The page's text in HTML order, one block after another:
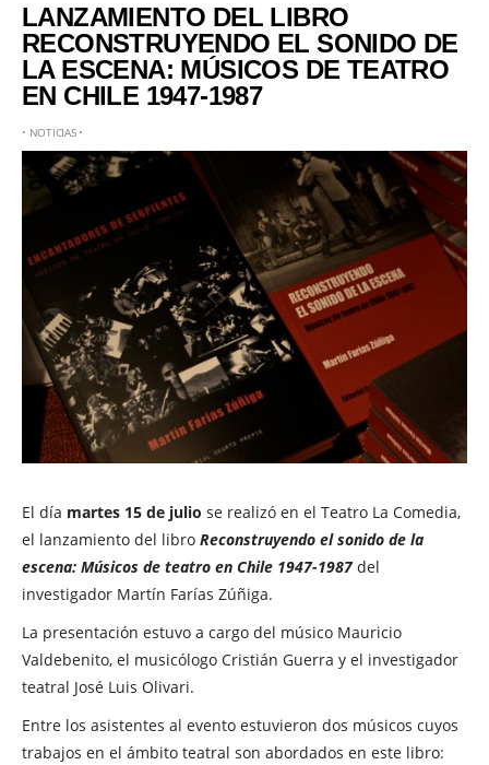
LANZAMIENTO DEL LIBRO
RECONSTRUYENDO EL SONIDO DE
LA ESCENA: MÚSICOS DE TEATRO
EN CHILE 1947-1987
• NOTICIAS•
El día martes 15 de julio se realizó en el Teatro La Comedia,
el lanzamiento del libro Reconstruyendo el sonido de la
escena: Músicos de teatro en Chile 1947-1987del
investigador Martín Farías Zúñiga.
La presentación estuvo a cargo del músico Mauricio
Valdebenito, el musicólogo Cristián Guerra y el investigador
teatral José Luis Olivari.
Entre los asistentes al evento estuvieron dos músicos cuyos
trabajos en el ámbito teatral son abordados en este libro: